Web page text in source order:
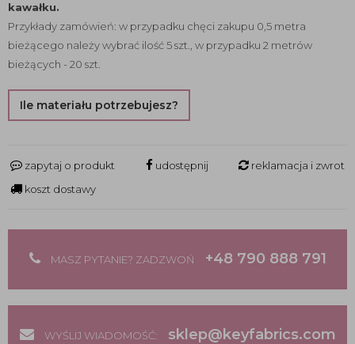
kawałku.
Przykłady zamówień: w przypadku chęci zakupu 0,5 metra
bieżącego należy wybrać ilość 5 szt., w przypadku 2 metrów
bieżących - 20 szt.
Ile materiału potrzebujesz?
zapytaj o produkt udostępnij
reklamacja i zwrot
koszt dostawy
MASZ PYTANIE? ZADZWOŃ +48 790 888 791
WYŚLIJ WIADOMOŚĆ: sklep@keyfabrics.com